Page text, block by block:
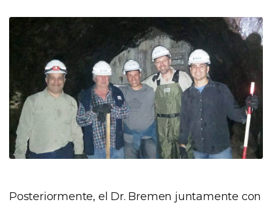
Posteriormente, el Dr. Bremen juntamente con